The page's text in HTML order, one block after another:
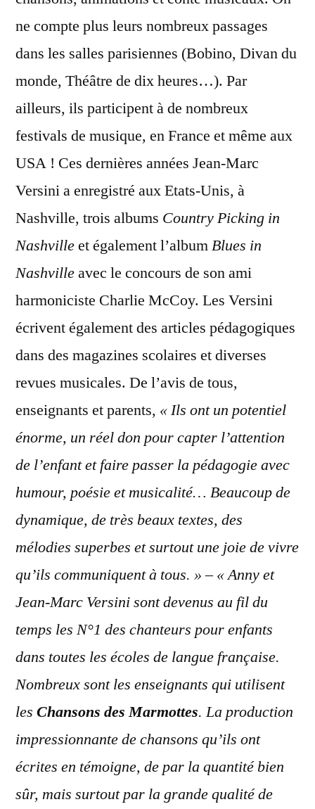
ne compte plus leurs nombreux passages
dans les salles parisiennes (Bobino, Divan du
monde, Théâtre de dix heures…). Par
ailleurs, ils participent à de nombreux
festivals de musique, en France et même aux
USA ! Ces dernières années Jean-Marc
Versini a enregistré aux Etats-Unis, à
Nashville, trois albums Country Picking in
Nashvilleet également l’albumBlues in
Nashvilleavec le concours de son ami
harmoniciste Charlie McCoy. Les Versini
écrivent également des articles pédagogiques
dans des magazines scolaires et diverses
revues musicales. De l’avis de tous,
enseignants et parents, « Ils ont un potentiel
énorme, un réel don pour capter l’attention
de l’enfant et faire passer la pédagogie avec
humour, poésie et musicalité… Beaucoup de
dynamique, de très beaux textes, des
mélodies superbes et surtout une joie de vivre
qu’ils communiquent à tous. » – « Anny et
Jean-Marc Versini sont devenus au fil du
temps les N°1 des chanteurs pour enfants
dans toutes les écoles de langue française.
Nombreux sont les enseignants qui utilisent
les Chansons des Marmottes. La production
impressionnante de chansons qu’ils ont
écrites en témoigne, de par la quantité bien
sûr, mais surtout par la grande qualité de